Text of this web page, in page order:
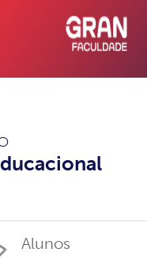
Alunos